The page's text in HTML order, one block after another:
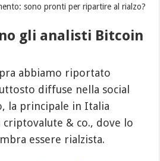
sono pronti per ripartire al rialzo?
gli analisti Bitcoin
abbiamo riportato
diffuse nella social
la principale in Italia
& co., dove lo
essere rialzista.